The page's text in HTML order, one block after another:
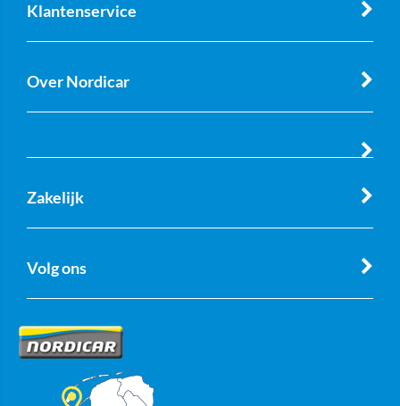
Klantenservice
Over Nordicar
Zakelijk
Volg ons